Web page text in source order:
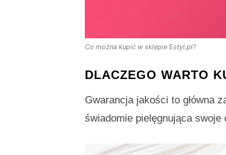
Co można kupić w sklepie Estyl.pl?
DLACZEGO WARTO
Gwarancja jakości to główna
świadomie pielęgnująca swoje